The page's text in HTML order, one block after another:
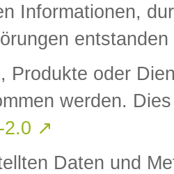
Informationen,
Produkte oder
werden.
2.0 ↗
Daten und